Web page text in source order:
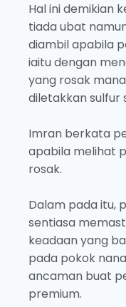
Hal ini demikian
tiada ubat
diambil apabila
iaitu dengan
yang rosak
diletakkan sulfur
Imran berkata
apabila melihat
rosak.
Dalam pada itu,
sentiasa
keadaan yang
pada pokok
ancaman buat
premium.